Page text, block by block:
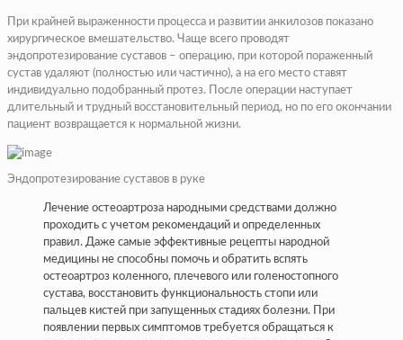
При крайней выраженности процесса и развитии анкилозов показано
хирургическое вмешательство. Чаще всего проводят
эндопротезирование суставов – операцию, при которой пораженный
сустав удаляют (полностью или частично), а на его место ставят
индивидуально подобранный протез. После операции наступает
длительный и трудный восстановительный период, но по его окончании
пациент возвращается к нормальной жизни.
Эндопротезирование суставов в руке
Лечение остеоартроза народными средствами должно
проходить с учетом рекомендаций и определенных
правил. Даже самые эффективные рецепты народной
медицины не способны помочь и обратить вспять
остеоартроз коленного, плечевого или голеностопного
сустава, восстановить функциональность стопи или
пальцев кистей при запущенных стадиях болезни. При
появлении первых симптомов требуется обращаться к